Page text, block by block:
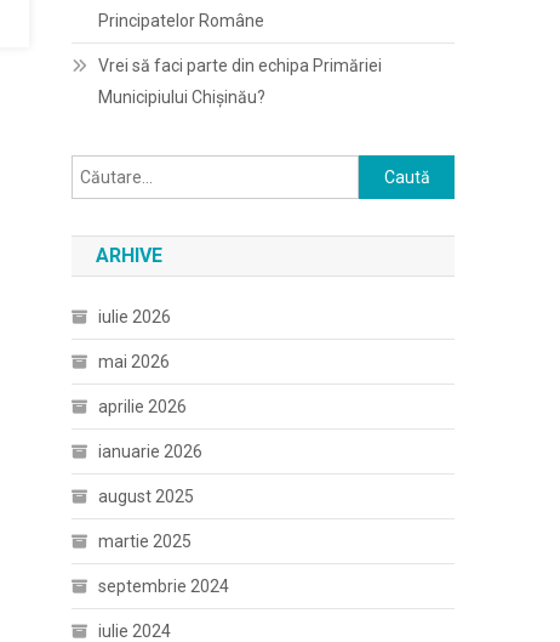
Principatelor Române
Vrei să faci parte din echipa Primăriei
Municipiului Chișinău?
Caută
după:
ARHIVE
iulie 2026
mai 2026
aprilie 2026
ianuarie 2026
august 2025
martie 2025
septembrie 2024
iulie 2024